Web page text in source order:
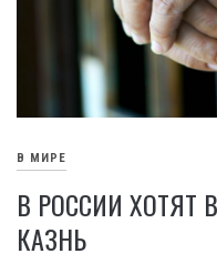
В МИРЕ
В РОССИИ ХОТЯТ
КАЗНЬ